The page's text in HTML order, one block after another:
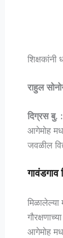
शिक्षकांनी
राहुल
दिग्रस बु. :
आगेमोह
जवळील
मिळालेल्या
आगेमोह